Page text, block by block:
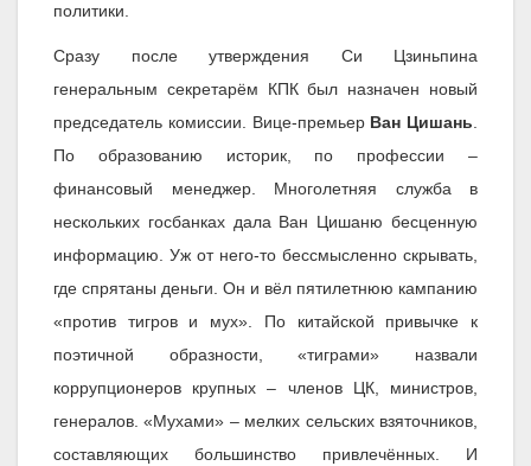
политики.
Сразу после утверждения Си Цзиньпина
генеральным секретарём КПК был назначен новый
председатель комиссии. Вице-премьер Ван Цишань
По образованию историк, по профессии –
финансовый менеджер. Многолетняя служба в
нескольких госбанках дала Ван Цишаню бесценную
информацию. Уж от него-то бессмысленно скрывать,
где спрятаны деньги. Он и вёл пятилетнюю кампанию
«против тигров и мух». По китайской привычке к
поэтичной образности, «тиграми» назвали
коррупционеров крупных – членов ЦК, министров,
генералов. «Мухами» – мелких сельских взяточников,
составляющих большинство привлечённых. И